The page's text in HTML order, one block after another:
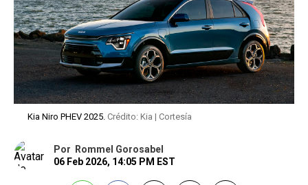
Kia Niro PHEV 2025. Crédito: Kia | Cortesía
Por Rommel Gorosabel
06 Feb 2026, 14:05 PM EST